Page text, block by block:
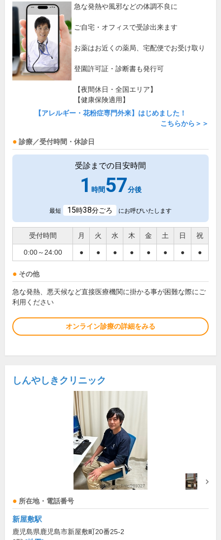
急な発熱や風邪などの体調不良に
ご自宅・オフィスで受診出来ます
お薬はお近くの薬局、宅配便でお受け取り
登園許可証・診断書も発行可
【夜間休日・全国エリア】
【健康保険適用】
【アレルギー・花粉症専門外来】はじめました！
こちらから＞＞
診療／受付時間・休診日
受診までの目安時間
1 時間57分後
最短 15時38分ごろ にお呼びいたします
受付時間 月 火 水 木 金 土 日 祝
0:00～24:00 ● ● ● ● ● ● ● ●
その他
急な発熱、悪天候など直接医療機関に掛かる事が困難な際にご
利用ください
オンライン診療の詳細をみる
しんやしきクリニック
所在地・電話番号
新屋敷駅
鹿児島県鹿児島市新屋敷町20番25-2